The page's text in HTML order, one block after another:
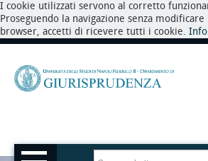
I cookie utilizzati servono al corretto
Proseguendo la navigazione senza
browser, accetti di ricevere tutti i cookie.